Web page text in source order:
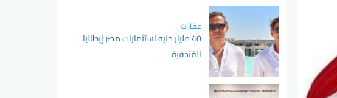
عقارات
40 مليار جنيه استثمارات مصر إيطاليا
الفندقية